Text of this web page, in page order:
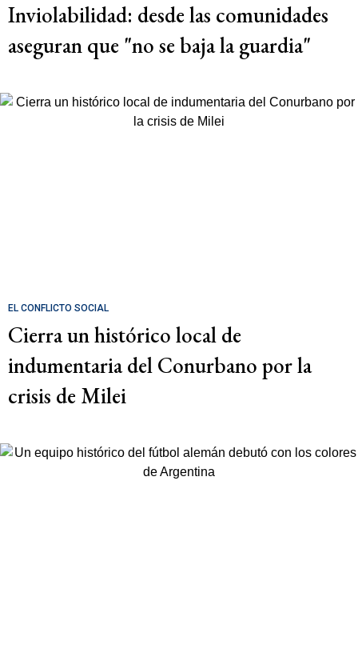
Inviolabilidad: desde las comunidades
aseguran que "no se baja la guardia"
EL CONFLICTO SOCIAL
Cierra un histórico local de
indumentaria del Conurbano por la
crisis de Milei